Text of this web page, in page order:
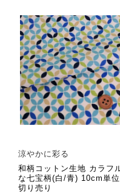
涼やかに彩る
和柄コットン生地 カラフ
な七宝柄(白/青) 10cm単位
切り売り